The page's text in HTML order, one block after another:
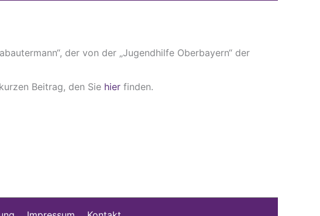
der von der „Jugendhilfe Oberbayern“ der
Beitrag, den Sie hier finden.